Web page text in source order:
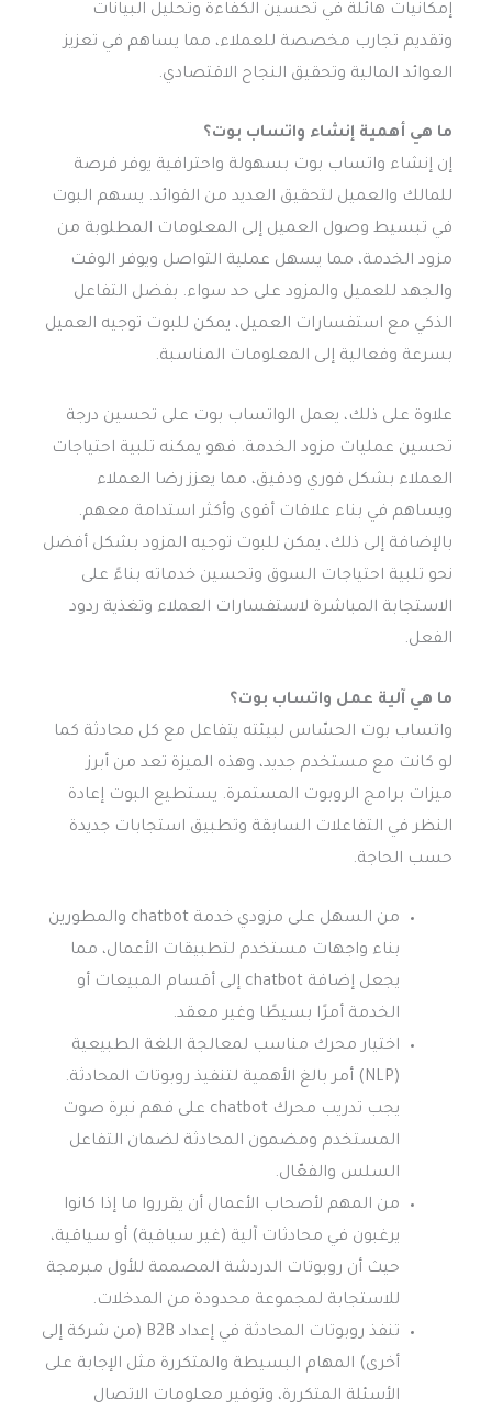
إمكانيات هائلة في تحسين الكفاءة وتحليل البيانات
وتقديم تجارب مخصصة للعملاء، مما يساهم في تعزيز
العوائد المالية وتحقيق النجاح الاقتصادي.
ما هي أهمية إنشاء واتساب بوت؟
إن إنشاء واتساب بوت بسهولة واحترافية يوفر فرصة
للمالك والعميل لتحقيق العديد من الفوائد. يسهم البوت
في تبسيط وصول العميل إلى المعلومات المطلوبة من
مزود الخدمة، مما يسهل عملية التواصل ويوفر الوقت
والجهد للعميل والمزود على حد سواء. بفضل التفاعل
الذكي مع استفسارات العميل، يمكن للبوت توجيه العميل
بسرعة وفعالية إلى المعلومات المناسبة.
علاوة على ذلك، يعمل الواتساب بوت على تحسين درجة
تحسين عمليات مزود الخدمة. فهو يمكنه تلبية احتياجات
العملاء بشكل فوري ودقيق، مما يعزز رضا العملاء
ويساهم في بناء علاقات أقوى وأكثر استدامة معهم.
بالإضافة إلى ذلك، يمكن للبوت توجيه المزود بشكل أفضل
نحو تلبية احتياجات السوق وتحسين خدماته بناءً على
الاستجابة المباشرة لاستفسارات العملاء وتغذية ردود
الفعل.
ما هي آلية عمل واتساب بوت؟
واتساب بوت الحسّاس لبيئته يتفاعل مع كل محادثة كما
لو كانت مع مستخدم جديد، وهذه الميزة تعد من أبرز
ميزات برامج الروبوت المستمرة. يستطيع البوت إعادة
النظر في التفاعلات السابقة وتطبيق استجابات جديدة
حسب الحاجة.
من السهل على مزودي خدمة chatbot والمطورين
بناء واجهات مستخدم لتطبيقات الأعمال، مما
يجعل إضافة chatbot إلى أقسام المبيعات أو
الخدمة أمرًا بسيطًا وغير معقد.
اختيار محرك مناسب لمعالجة اللغة الطبيعية
(NLP) أمر بالغ الأهمية لتنفيذ روبوتات المحادثة.
يجب تدريب محرك chatbot على فهم نبرة صوت
المستخدم ومضمون المحادثة لضمان التفاعل
السلس والفعّال.
من المهم لأصحاب الأعمال أن يقرروا ما إذا كانوا
يرغبون في محادثات آلية (غير سياقية) أو سياقية،
حيث أن روبوتات الدردشة المصممة للأول مبرمجة
للاستجابة لمجموعة محدودة من المدخلات.
تنفذ روبوتات المحادثة في إعداد B2B (من شركة إلى
أخرى) المهام البسيطة والمتكررة مثل الإجابة على
الأسئلة المتكررة، وتوفير معلومات الاتصال